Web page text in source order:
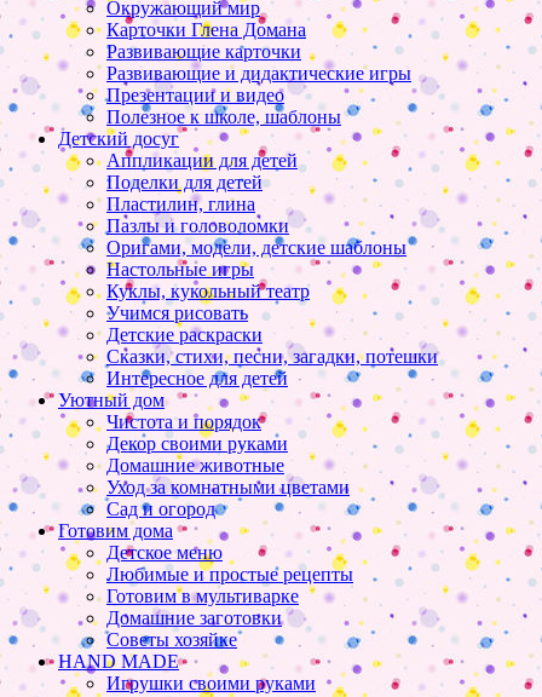
Окружающий мир
Карточки Глена Домана
Развивающие карточки
Развивающие и дидактические игры
Презентации и видео
Полезное к школе, шаблоны
Детский досуг
Аппликации для детей
Поделки для детей
Пластилин, глина
Пазлы и головоломки
Оригами, модели, детские шаблоны
Настольные игры
Куклы, кукольный театр
Учимся рисовать
Детские раскраски
Сказки, стихи, песни, загадки, потешки
Интересное для детей
Уютный дом
Чистота и порядок
Декор своими руками
Домашние животные
Уход за комнатными цветами
Сад и огород
Готовим дома
Детское меню
Любимые и простые рецепты
Готовим в мультиварке
Домашние заготовки
Советы хозяйке
HAND MADE
Игрушки своими руками